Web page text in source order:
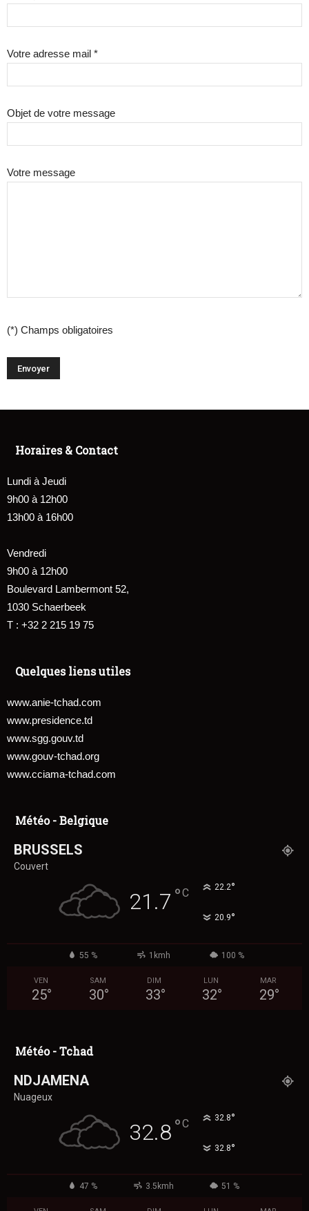
Votre adresse mail *
Objet de votre message
Votre message
(*) Champs obligatoires
Horaires & Contact
Lundi à Jeudi
9h00 à 12h00
13h00 à 16h00
Vendredi
9h00 à 12h00
Boulevard Lambermont 52,
1030 Schaerbeek
T : +32 2 215 19 75
Quelques liens utiles
www.anie-tchad.com
www.presidence.td
www.sgg.gouv.td
www.gouv-tchad.org
www.cciama-tchad.com
Météo - Belgique
BRUSSELS
Couvert
21.7 °C 22.2°
20.9°
55 % 1kmh 100 %
VEN
25°
SAM
30°
DIM
33°
LUN
32°
MAR
29°
Météo - Tchad
NDJAMENA
Nuageux
32.8°C 32.8°
32.8°
47 % 3.5kmh 51 %